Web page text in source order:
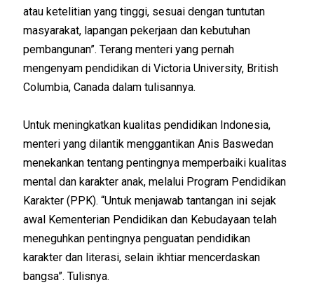
atau ketelitian yang tinggi, sesuai dengan tuntutan
masyarakat, lapangan pekerjaan dan kebutuhan
pembangunan”. Terang menteri yang pernah
mengenyam pendidikan di Victoria University, British
Columbia, Canada dalam tulisannya.
Untuk meningkatkan kualitas pendidikan Indonesia,
menteri yang dilantik menggantikan Anis Baswedan
menekankan tentang pentingnya memperbaiki kualitas
mental dan karakter anak, melalui Program Pendidikan
Karakter (PPK). “Untuk menjawab tantangan ini sejak
awal Kementerian Pendidikan dan Kebudayaan telah
meneguhkan pentingnya penguatan pendidikan
karakter dan literasi, selain ikhtiar mencerdaskan
bangsa”. Tulisnya.